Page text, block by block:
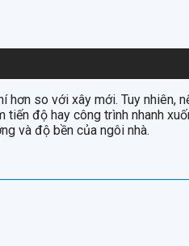
so với xây mới. Tuy nhiên,
độ hay công trình nhanh
và độ bền của ngôi nhà.